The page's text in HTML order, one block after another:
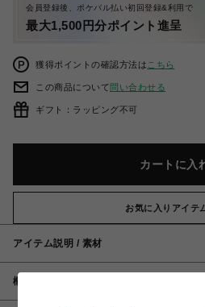
会員登録後、ポケパル払い初回登録&利用で
最大1,500円分ポイント進呈
獲得ポイントの確認方法は こちら
この商品について問い合わせる
ギフト：ラッピング不可
カートに入
お気に入りアイテ
アイテム説明 / 素材
概要